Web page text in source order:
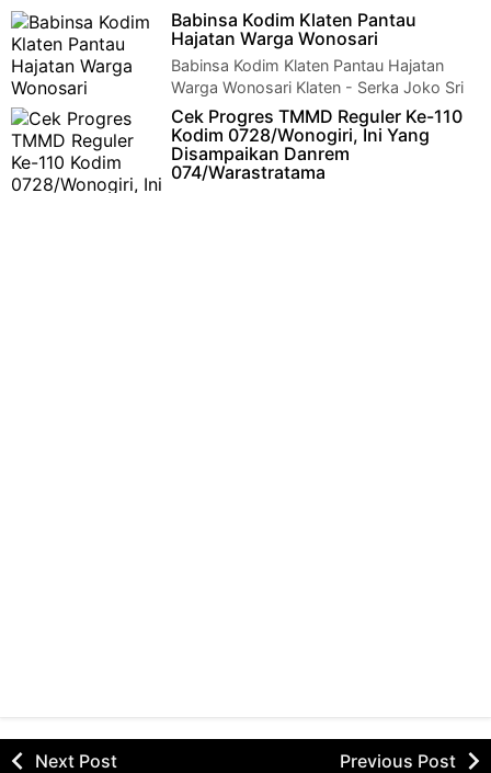
Wonogiri – Rabu(24/3), Dalam program TNI Manunggal
Membangun Desa(TMND), bukan hanya menggarap sasaran
fisik saja, melai…
Babinsa Kodim Klaten Pantau
Hajatan Warga Wonosari
Babinsa Kodim Klaten Pantau Hajatan
Warga Wonosari Klaten - Serka Joko Sri
Murningsih Babinsa Desa Duwet Koramil 22 Wono…
Cek Progres TMMD Reguler Ke-110
Kodim 0728/Wonogiri, Ini Yang
Disampaikan Danrem
074/Warastratama
Next Post Previous Post